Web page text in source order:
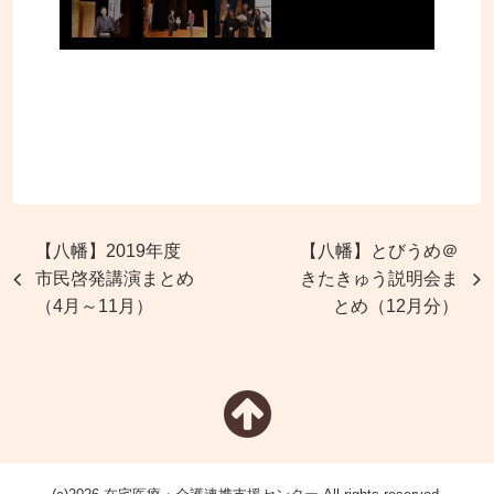
【八幡】2019年度
市民啓発講演まとめ
（4月～11月）
【八幡】とびうめ＠
きたきゅう説明会ま
とめ（12月分）